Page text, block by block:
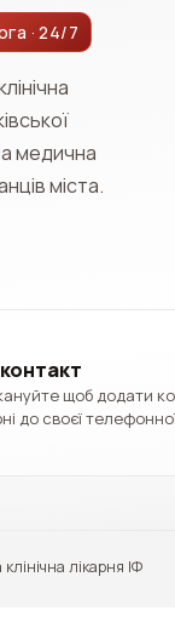
· 24/7
медична
міста.
щоб додати
до своєї
лікарня ІФ